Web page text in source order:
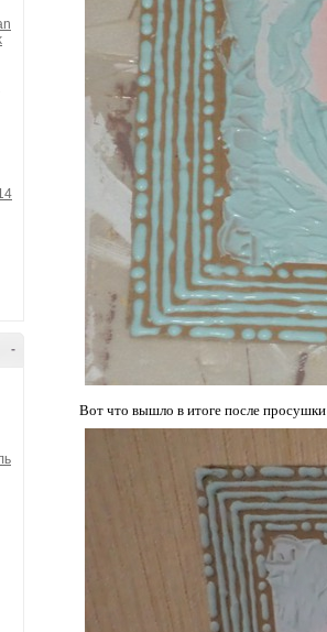
-
Вот что вышло в итоге после просушки